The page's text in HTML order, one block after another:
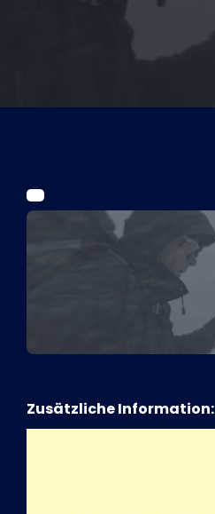
Kurier Romy 2026
Zusätzliche Information: